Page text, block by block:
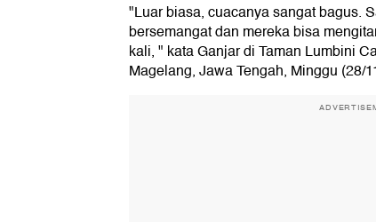
"Luar biasa, cuacanya sangat bagus.
bersemangat dan mereka bisa
kali, " kata Ganjar di Taman Lumbini
Magelang, Jawa Tengah, Minggu (28/